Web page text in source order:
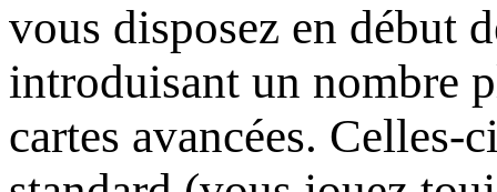
vous disposez en début
introduisant un nombre
cartes avancées. Celles-